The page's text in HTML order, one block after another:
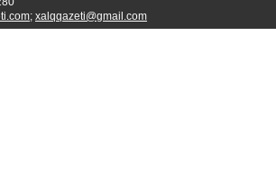
; xalqqazeti@gmail.com